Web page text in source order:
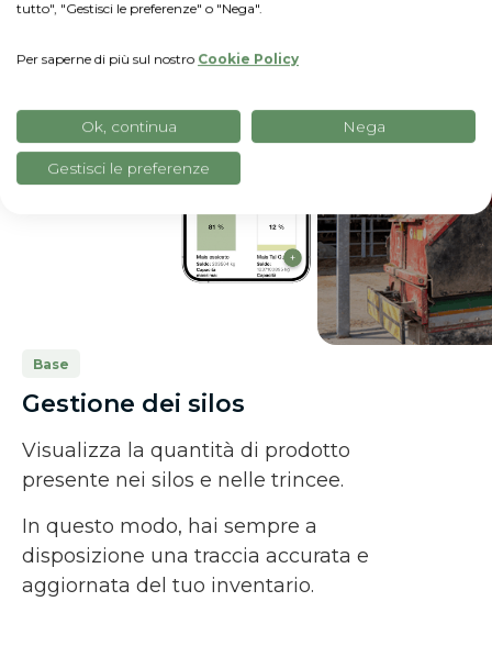
Base
Gestione dei silos
Visualizza la quantità di prodotto
presente nei silos e nelle trincee.
In questo modo, hai sempre a
disposizione una traccia accurata e
aggiornata del tuo inventario.
tutto", "Gestisci le preferenze" o "Nega".
Per saperne di più sul nostro Cookie Policy
Ok, continua Nega
Gestisci le preferenze